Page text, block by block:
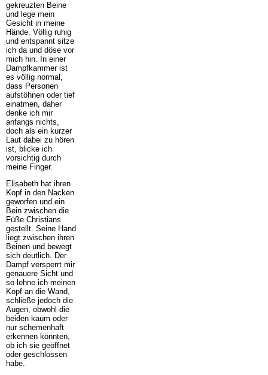
gekreuzten Beine
und lege mein
Gesicht in meine
Hände. Völlig ruhig
und entspannt sitze
ich da und döse vor
mich hin. In einer
Dampfkammer ist
es völlig normal,
dass Personen
aufstöhnen oder tief
einatmen, daher
denke ich mir
anfangs nichts,
doch als ein kurzer
Laut dabei zu hören
ist, blicke ich
vorsichtig durch
meine Finger.
Elisabeth hat ihren
Kopf in den Nacken
geworfen und ein
Bein zwischen die
Füße Christians
gestellt. Seine Hand
liegt zwischen ihren
Beinen und bewegt
sich deutlich. Der
Dampf versperrt mir
genauere Sicht und
so lehne ich meinen
Kopf an die Wand,
schließe jedoch die
Augen, obwohl die
beiden kaum oder
nur schemenhaft
erkennen könnten,
ob ich sie geöffnet
oder geschlossen
habe.